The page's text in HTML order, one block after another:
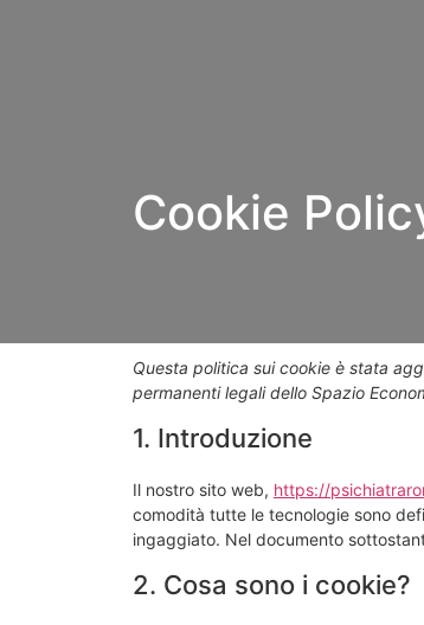
Cookie
Questa politica sui cookie è stata
permanenti legali dello Spazio
1. Introduzione
Il nostro sito web, https://
comodità tutte le tecnologie sono
ingaggiato. Nel documento
2. Cosa sono i cookie?